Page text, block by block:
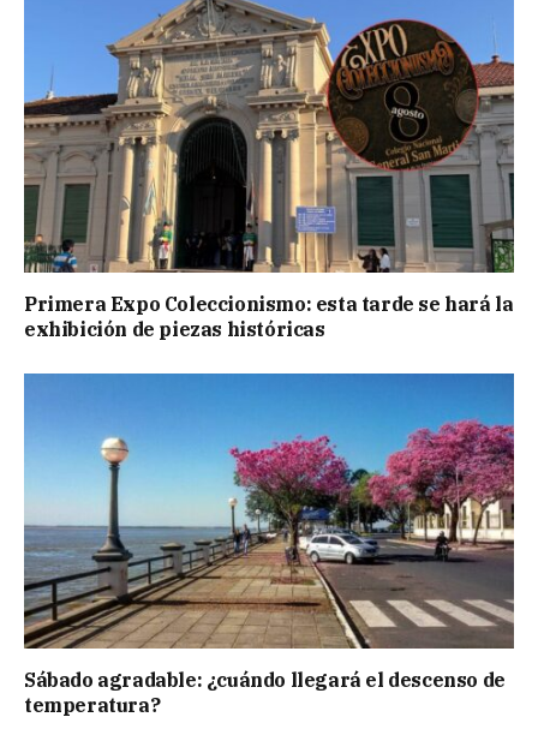
Primera Expo Coleccionismo: esta tarde se hará la
exhibición de piezas históricas
Sábado agradable: ¿cuándo llegará el descenso de
temperatura?